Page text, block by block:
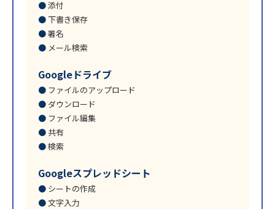
添付
下書き保存
署名
メール検索
Googleドライブ
ファイルのアップロード
ダウンロード
ファイル編集
共有
検索
Googleスプレッドシート
シートの作成
文字入力